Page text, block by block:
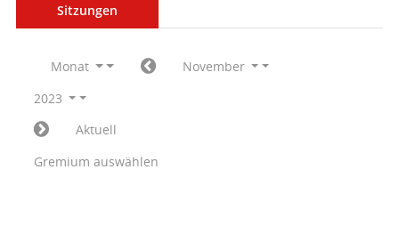
Sitzungen
Monat
November
2023
Aktuell
Gremium auswählen